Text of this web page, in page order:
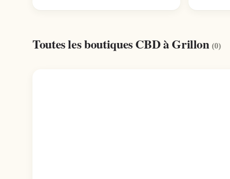
Toutes les boutiques CBD à Grillon(0)